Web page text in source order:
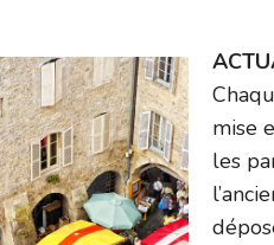
mise
les